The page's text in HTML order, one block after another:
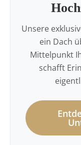
Unsere
ein Dach
Mittelpunkt
schafft